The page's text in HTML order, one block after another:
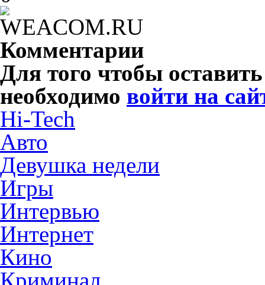
Комментарии
Для того чтобы
необходимо войти на
Hi-Tech
Авто
Девушка недели
Игры
Интервью
Интернет
Кино